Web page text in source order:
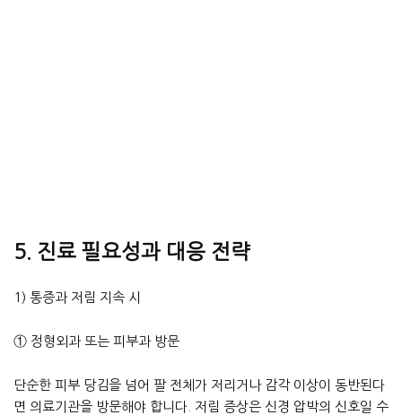
5. 진료 필요성과 대응 전략
1) 통증과 저림 지속 시
① 정형외과 또는 피부과 방문
단순한 피부 당김을 넘어 팔 전체가 저리거나 감각 이상이 동반된다
면 의료기관을 방문해야 합니다. 저림 증상은 신경 압박의 신호일 수